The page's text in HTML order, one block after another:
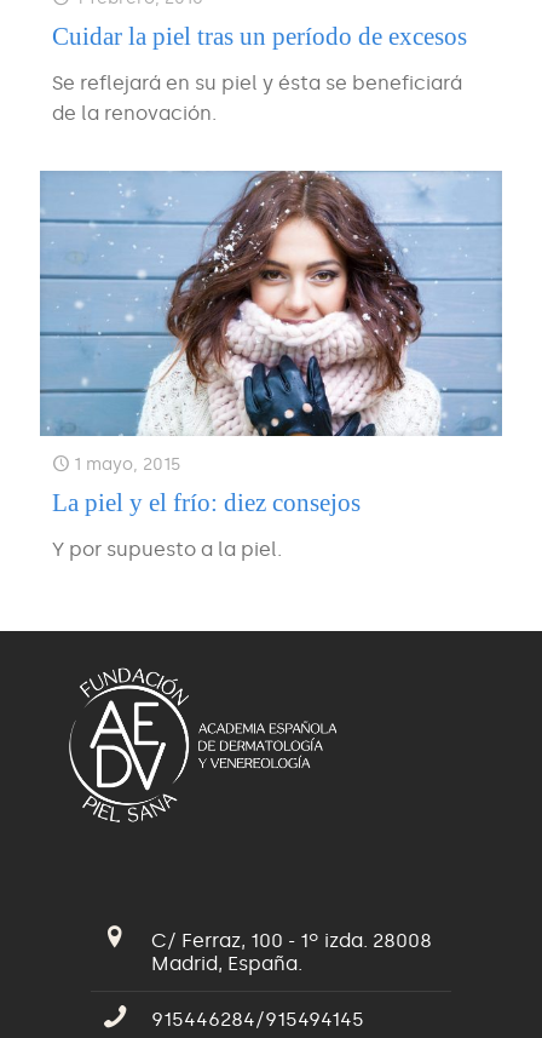
Cuidar la piel tras un período de excesos
Se reflejará en su piel y ésta se beneficiará
de la renovación.
1 mayo, 2015
La piel y el frío: diez consejos
Y por supuesto a la piel.
C/ Ferraz, 100 - 1º izda. 28008
Madrid, España.
915446284/915494145